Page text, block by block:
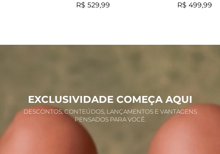
R$ 529,99 R$ 499,99
EXCLUSIVIDADE COMEÇA AQUI
DESCONTOS, CONTEÚDOS, LANÇAMENTOS E VANTAGENS
PENSADOS PARA VOCÊ.